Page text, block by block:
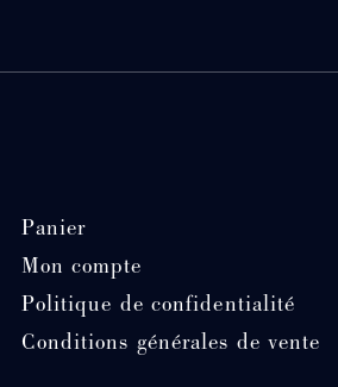
Panier
Mon compte
Politique de confidentialité
Conditions générales de vente